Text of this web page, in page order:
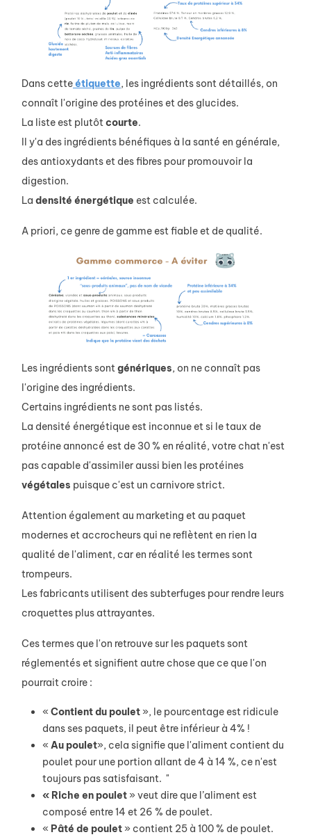
Dans cetteétiquette, les ingrédients sont détaillés, on
connaît l'origine des protéines et des glucides.
La liste est plutôtcourte.
Il y'a des ingrédients bénéfiques à la santé en générale,
des antioxydants et des fibres pour promouvoir la
digestion.
La densité énergétique est calculée.
A priori, ce genre de gamme est fiable et de qualité.
Les ingrédients sontgénériques, on ne connaît pas
l'origine des ingrédients.
Certains ingrédients ne sont pas listés.
La densité énergétique est inconnue et si le taux de
protéine annoncé est de 30 % en réalité, votre chat n'est
pas capable d'assimiler aussi bien les protéines
végétales puisque c'est un carnivore strict.
Attention également au marketing et au paquet
modernes et accrocheurs qui ne reflètent en rien la
qualité de l'aliment, car en réalité les termes sont
trompeurs.
Les fabricants utilisent des subterfuges pour rendre leurs
croquettes plus attrayantes.
Ces termes que l'on retrouve sur les paquets sont
réglementés et signifient autre chose que ce que l'on
pourrait croire :
« Contient du poulet », le pourcentage est ridicule
dans ses paquets, il peut être inférieur à 4% !
« Au poulet», cela signifie que l'aliment contient du
poulet pour une portion allant de 4 à 14 %, ce n'est
toujours pas satisfaisant. "
« Riche en poulet » veut dire que l’aliment est
composé entre 14 et 26 % de poulet.
« Pâté de poulet » contient 25 à 100 % de poulet.